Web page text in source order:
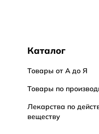
Каталог
Товары от А до Я
Товары по
Лекарства по
веществу